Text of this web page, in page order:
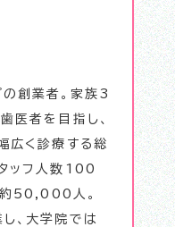
創業者。家族3
医者を目指し、
広く診療する総
ッフ人数100
約50,000人。
、大学院では